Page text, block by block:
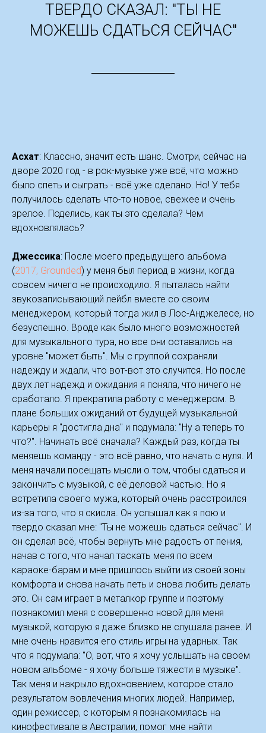
ТВЕРДО СКАЗАЛ: "ТЫ НЕ
МОЖЕШЬ СДАТЬСЯ СЕЙЧАС"
Асхат: Классно, значит есть шанс. Смотри, сейчас на
дворе 2020 год - в рок-музыке уже всё, что можно
было спеть и сыграть - всё уже сделано. Но! У тебя
получилось сделать что-то новое, свежее и очень
зрелое. Поделись, как ты это сделала? Чем
вдохновлялась?
Джессика: После моего предыдущего альбома
(2017, Grounded) у меня был период в жизни, когда
совсем ничего не происходило. Я пыталась найти
звукозаписывающий лейбл вместе со своим
менеджером, который тогда жил в Лос-Анджелесе, но
безуспешно. Вроде как было много возможностей
для музыкального тура, но все они оставались на
уровне "может быть". Мы с группой сохраняли
надежду и ждали, что вот-вот это случится. Но после
двух лет надежд и ожидания я поняла, что ничего не
сработало. Я прекратила работу с менеджером. В
плане больших ожиданий от будущей музыкальной
карьеры я "достигла дна" и подумала: "Ну а теперь то
что?". Начинать всё сначала? Каждый раз, когда ты
меняешь команду - это всё равно, что начать с нуля. И
меня начали посещать мысли о том, чтобы сдаться и
закончить с музыкой, с её деловой частью. Но я
встретила своего мужа, который очень расстроился
из-за того, что я скисла. Он услышал как я пою и
твердо сказал мне: "Ты не можешь сдаться сейчас". И
он сделал всё, чтобы вернуть мне радость от пения,
начав с того, что начал таскать меня по всем
караоке-барам и мне пришлось выйти из своей зоны
комфорта и снова начать петь и снова любить делать
это. Он сам играет в металкор группе и поэтому
познакомил меня с совершенно новой для меня
музыкой, которую я даже близко не слушала ранее. И
мне очень нравится его стиль игры на ударных. Так
что я подумала: "О, вот, что я хочу услышать на своем
новом альбоме - я хочу больше тяжести в музыке".
Так меня и накрыло вдохновением, которое стало
результатом вовлечения многих людей. Например,
один режиссер, с которым я познакомилась на
кинофестивале в Австралии, помог мне найти